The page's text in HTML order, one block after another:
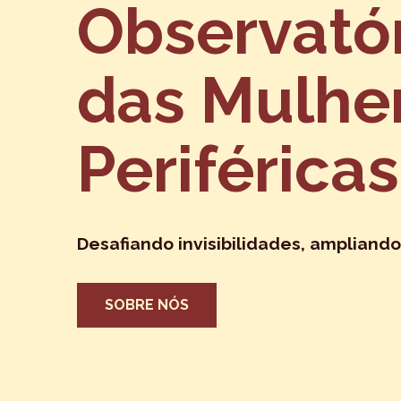
das
Periféricas
Desafiando invisibilidades,
SOBRE NÓS